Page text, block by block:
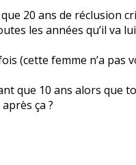
20 ans de réclusion
les années qu’il va
(cette femme n’a
que 10 ans alors
ça ?